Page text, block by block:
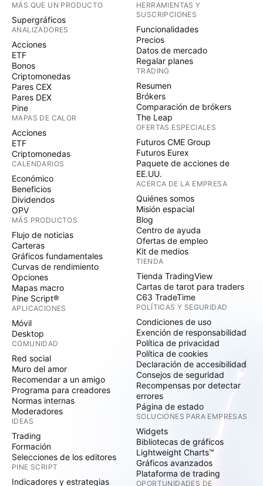
MÁS QUE UN PRODUCTO
Supergráficos
ANALIZADORES
Acciones
ETF
Bonos
Criptomonedas
Pares CEX
Pares DEX
Pine
MAPAS DE CALOR
Acciones
ETF
Criptomonedas
CALENDARIOS
Económico
Beneficios
Dividendos
OPV
MÁS PRODUCTOS
Flujo de noticias
Carteras
Gráficos fundamentales
Curvas de rendimiento
Opciones
Mapas macro
Pine Script®
APLICACIONES
Móvil
Desktop
COMUNIDAD
Red social
Muro del amor
Recomendar a un amigo
Programa para creadores
Normas internas
Moderadores
IDEAS
Trading
Formación
Selecciones de los editores
PINE SCRIPT
Indicadores y estrategias
HERRAMIENTAS Y
SUSCRIPCIONES
Funcionalidades
Precios
Datos de mercado
Regalar planes
TRADING
Resumen
Brókers
Comparación de brókers
The Leap
OFERTAS ESPECIALES
Futuros CME Group
Futuros Eurex
Paquete de acciones de
EE.UU.
ACERCA DE LA EMPRESA
Quiénes somos
Misión espacial
Blog
Centro de ayuda
Ofertas de empleo
Kit de medios
TIENDA
Tienda TradingView
Cartas de tarot para traders
C63 TradeTime
POLÍTICAS Y SEGURIDAD
Condiciones de uso
Exención de responsabilidad
Política de privacidad
Política de cookies
Declaración de accesibilidad
Consejos de seguridad
Recompensas por detectar
errores
Página de estado
SOLUCIONES PARA EMPRESAS
Widgets
Bibliotecas de gráficos
Lightweight Charts™
Gráficos avanzados
Plataforma de trading
OPORTUNIDADES DE